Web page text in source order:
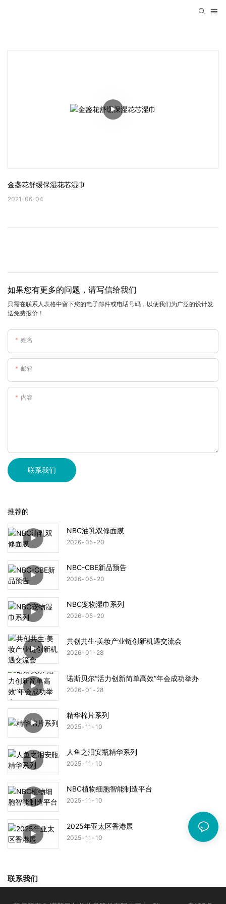
金盏花舒缓保湿花芯湿巾
2021-06-04
如果您有更多的问题，请写信给我们
只需在联系人表格中留下您的电子邮件或电话号码，以便我们为广泛的设计发
送免费报价！
姓名
邮箱
内容
联系我们
推荐的
NBC油乳双修面膜
2026 05 20
NBC-CBE新品预告
2026 05 20
NBC宠物湿巾系列
2026 05 20
共创共生·美妆产业链创新机遇交流会
2026 01 28
诺斯贝尔“活力创新简单高效”年会成功举办
2026 01 28
精华棉片系列
2025 11 10
人鱼之泪安瓶精华系列
2025 11 10
NBC植物细胞智能制造平台
2025 11 10
2025年亚太区香港展
2025 11 10
联系我们